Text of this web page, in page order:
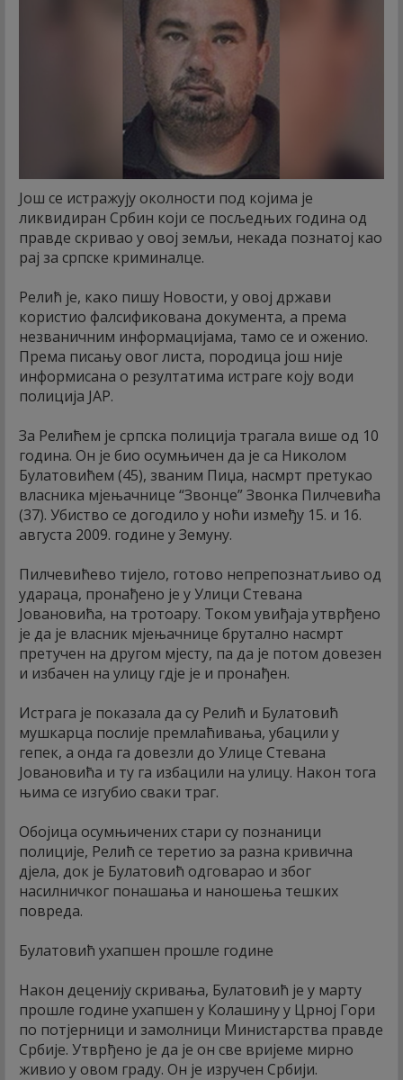
Још се истражују околности под којима је
ликвидиран Србин који се посљедњих година од
правде скривао у овој земљи, некада познатој као
рај за српске криминалце.
Релић је, како пишу Новости, у овој држави
користио фалсификована документа, а према
незваничним информацијама, тамо се и оженио.
Према писању овог листа, породица још није
информисана о резултатима истраге коју води
полиција ЈАР.
За Релићем је српска полиција трагала више од 10
година. Он је био осумњичен да је са Николом
Булатовићем (45), званим Пиџа, насмрт претукао
власника мјењачнице “Звонце” Звонка Пилчевића
(37). Убиство се догодило у ноћи између 15. и 16.
августа 2009. године у Земуну.
Пилчевићево тијело, готово непрепознатљиво од
удараца, пронађено је у Улици Стевана
Јовановића, на тротоару. Током увиђаја утврђено
је да је власник мјењачнице брутално насмрт
претучен на другом мјесту, па да је потом довезен
и избачен на улицу гдје је и пронађен.
Истрага је показала да су Релић и Булатовић
мушкарца послије премлаћивања, убацили у
гепек, а онда га довезли до Улице Стевана
Јовановића и ту га избацили на улицу. Након тога
њима се изгубио сваки траг.
Обојица осумњичених стари су познаници
полиције, Релић се теретио за разна кривична
дјела, док је Булатовић одговарао и због
насилничког понашања и наношења тешких
повреда.
Булатовић ухапшен прошле године
Након деценију скривања, Булатовић је у марту
прошле године ухапшен у Колашину у Црној Гори
по потјерници и замолници Министарства правде
Србије. Утврђено је да је он све вријеме мирно
живио у овом граду. Он је изручен Србији.